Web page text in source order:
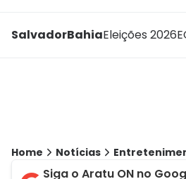
SalvadorBahiaEleições 2026
Home Notícias
Siga o Aratu ON no